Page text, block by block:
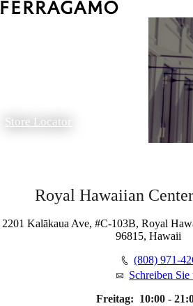
Store Locator
Royal Hawaiian
2201 Kalākaua Ave, #C-103B, Royal
96815, Hawaii
(808) 971-
Schreiben Sie
Freitag: 10:00 -